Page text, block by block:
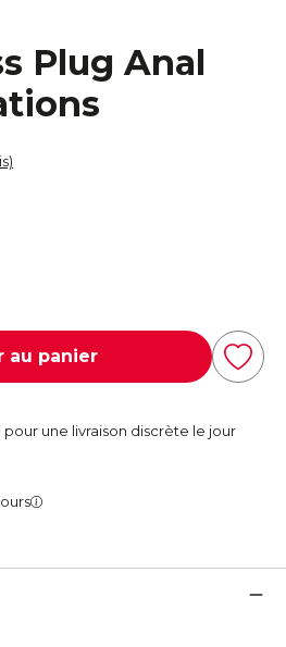
Plug Anal
au panier
pour une livraison discrète le jour